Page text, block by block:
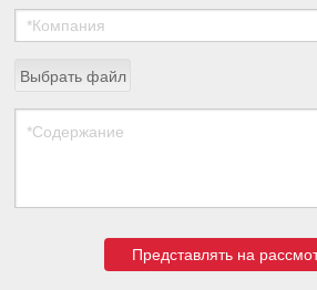
Выбрать файл
Представлять на